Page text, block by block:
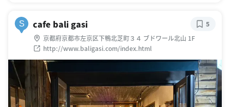
S cafe bali gasi
京都府京都市左京区下鴨北芝町３４ ブドワール北山 1F
http://www.baligasi.com/index.html
5